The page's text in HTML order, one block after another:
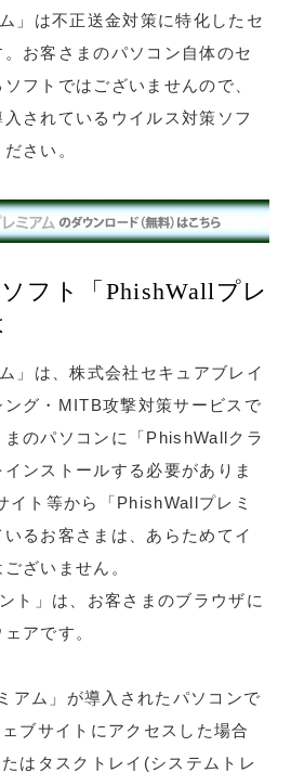
」は不正送金対策に特化したセ
お客さまのパソコン自体のセ
フトではございませんので、
されているウイルス対策ソフ
さい。
フト「PhishWallプレ
」は、株式会社セキュアブレイ
グ・MITB攻撃対策サービスで
のパソコンに「PhishWallクラ
ンストールする必要がありま
イト等から「PhishWallプレミ
るお客さまは、あらためてイ
ざいません。
ト」は、お客さまのブラウザに
アです。
アム」が導入されたパソコンで
ブサイトにアクセスした場合
はタスクトレイ(システムトレ